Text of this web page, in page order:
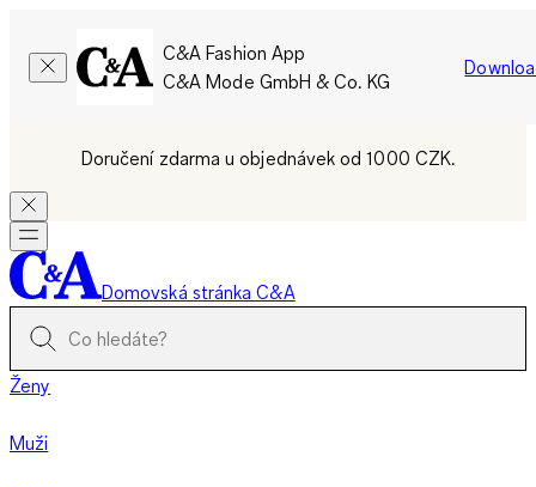
C&A Fashion App
C&A Mode GmbH & Co. KG
Doručení zdarma u objednávek od 1000 CZK.
Domovská stránka C&A
Ženy
Muži